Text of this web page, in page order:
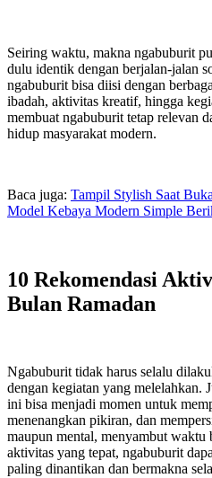
Seiring waktu, makna ngabuburit
dulu identik dengan berjalan-jalan
ngabuburit bisa diisi dengan
ibadah, aktivitas kreatif, hingga
membuat ngabuburit tetap relevan
hidup masyarakat modern.
Baca juga: Tampil Stylish Saat
Model Kebaya Modern Simple
10 Rekomendasi
Bulan Ramadan
Ngabuburit tidak harus selalu
dengan kegiatan yang melelahkan.
ini bisa menjadi momen untuk
menenangkan pikiran, dan
maupun mental, menyambut
aktivitas yang tepat, ngabuburit
paling dinantikan dan bermakna